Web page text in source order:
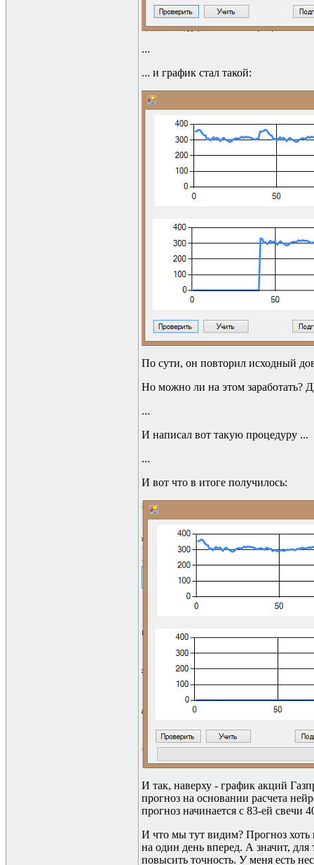
...
... и график стал такой:
По сути, он повторил исходный
Но можно ли на этом заработать?
...
И написал вот такую процедуру ...
...
И вот что в итоге получилось:
И так, наверху - график акций
прогноз на основании расчета
прогноз начинается с 83-ей свечи
И что мы тут видим? Прогноз
на один день вперед. А значит, для
повысить точность. У меня есть